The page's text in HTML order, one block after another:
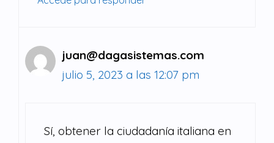
juan@dagasistemas.com
julio 5, 2023 a las 12:07 pm
Sí, obtener la ciudadanía italiana en